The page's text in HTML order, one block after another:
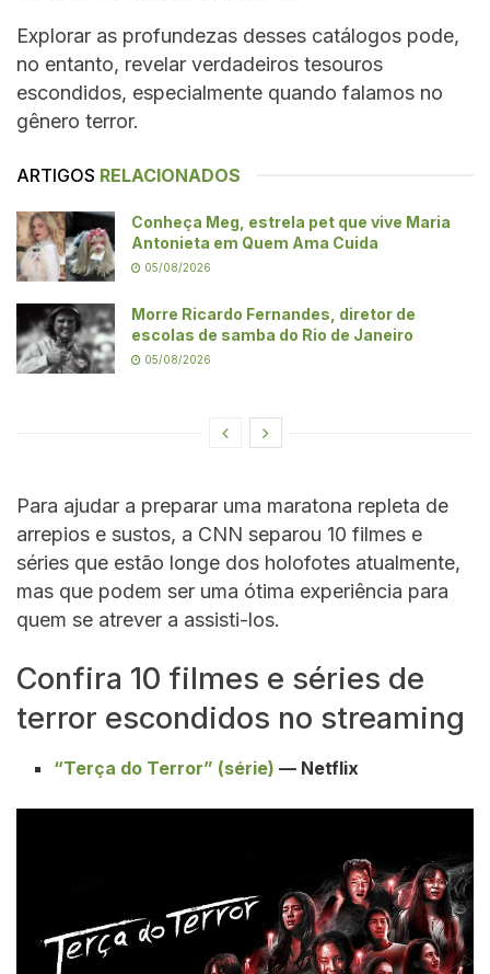
Explorar as profundezas desses catálogos pode,
no entanto, revelar verdadeiros tesouros
escondidos, especialmente quando falamos no
gênero terror.
ARTIGOS RELACIONADOS
Conheça Meg, estrela pet que vive Maria
Antonieta em Quem Ama Cuida
05/08/2026
Morre Ricardo Fernandes, diretor de
escolas de samba do Rio de Janeiro
05/08/2026
Para ajudar a preparar uma maratona repleta de
arrepios e sustos, a CNN separou 10 filmes e
séries que estão longe dos holofotes atualmente,
mas que podem ser uma ótima experiência para
quem se atrever a assisti-los.
Confira 10 filmes e séries de
terror escondidos no streaming
“Terça do Terror” (série) — Netflix